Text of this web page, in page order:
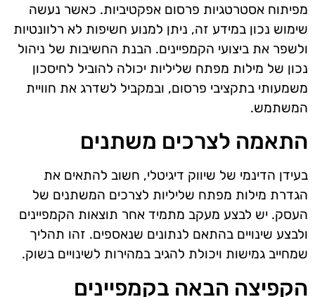
מפיתוח אסטרטגיות פרסום אפקטיביות. כאשר נעשה
שימוש נכון במידע זה, ניתן למנוע חשיפות לא רלוונטיות
ולשפר את ביצועי הקמפיינים. הבנת החשיבות של ניהול
נכון של מילות מפתח שליליות יכולה להוביל לחיסכון
משמעותי בתקציבי פרסום, ובמקביל לשדרג את חוויית
המשתמש.
התאמה לצרכים משתנים
בעידן הדינמי של שיווק דיגיטלי, חשוב להתאים את
הגדרת מילות מפתח שליליות לצרכים המשתנים של
העסק. יש לבצע מעקב מתמיד אחר תוצאות הקמפיינים
ולבצע שינויים בהתאם לנתונים שנאספים. זהו תהליך
שמחייב גמישות ויכולת להגיב במהירות לשינויים בשוק.
הקפיצה הבאה בקמפיינים